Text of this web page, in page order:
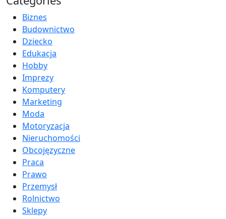
Biznes
Budownictwo
Dziecko
Edukacja
Hobby
Imprezy
Komputery
Marketing
Moda
Motoryzacja
Nieruchomości
Obcojęzyczne
Praca
Prawo
Przemysł
Rolnictwo
Sklepy